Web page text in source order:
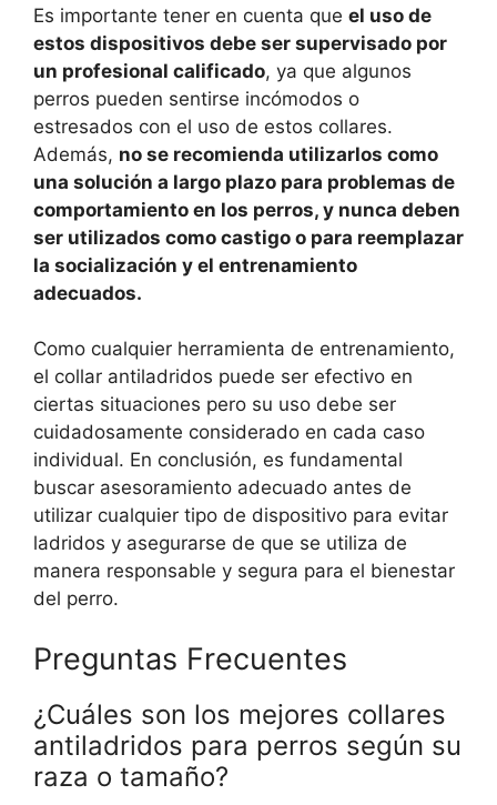
Es importante tener en cuenta que el uso de
estos dispositivos debe ser supervisado por
un profesional calificado, ya que algunos
perros pueden sentirse incómodos o
estresados ​​con el uso de estos collares.
Además, no se recomienda utilizarlos como
una solución a largo plazo para problemas de
comportamiento en los perros, y nunca deben
ser utilizados como castigo o para reemplazar
la socialización y el entrenamiento
adecuados.
Como cualquier herramienta de entrenamiento,
el collar antiladridos puede ser efectivo en
ciertas situaciones pero su uso debe ser
cuidadosamente considerado en cada caso
individual. En conclusión, es fundamental
buscar asesoramiento adecuado antes de
utilizar cualquier tipo de dispositivo para evitar
ladridos y asegurarse de que se utiliza de
manera responsable y segura para el bienestar
del perro.
Preguntas Frecuentes
¿Cuáles son los mejores collares
antiladridos para perros según su
raza o tamaño?